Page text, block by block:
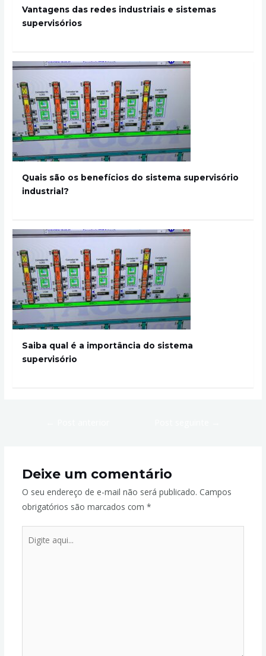
Vantagens das redes industriais e sistemas
supervisórios
Quais são os benefícios do sistema supervisório
industrial?
Saiba qual é a importância do sistema
supervisório
Deixe um comentário
O seu endereço de e-mail não será publicado. Campos
obrigatórios são marcados com *